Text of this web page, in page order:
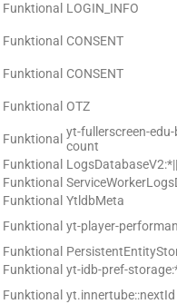
Funktional LOGIN_INFO
Funktional CONSENT
Funktional CONSENT
Funktional OTZ
Funktional yt-fullerscreen-
count
Funktional LogsDatabaseV2:*||
Funktional
Funktional YtldbMeta
Funktional yt-player-
Funktional
Funktional yt-idb-pref-
Funktional yt.innertube::nextId